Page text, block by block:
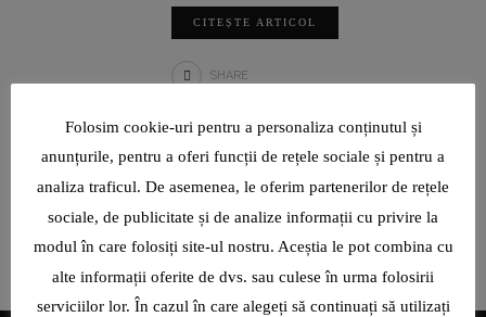
CITEȘTE ARTICOL
SHARE
„SUNT O TIMIDĂ PE CARE VIAȚA ȘI PROFESIA AU ÎNVĂȚAT-O ȘI
AU FORȚAT-O SĂ DEVINĂ CURAJOASĂ!”
Folosim cookie-uri pentru a personaliza conținutul și
anunțurile, pentru a oferi funcții de rețele sociale și pentru a
analiza traficul. De asemenea, le oferim partenerilor de rețele
sociale, de publicitate și de analize informații cu privire la
modul în care folosiți site-ul nostru. Aceștia le pot combina cu
alte informații oferite de dvs. sau culese în urma folosirii
serviciilor lor. În cazul în care alegeți să continuați să utilizați